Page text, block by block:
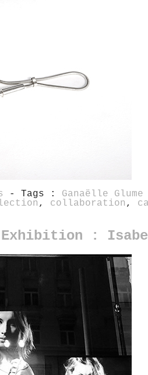
- Tags : Ganaëlle
, collaboration ,
Exhibition :